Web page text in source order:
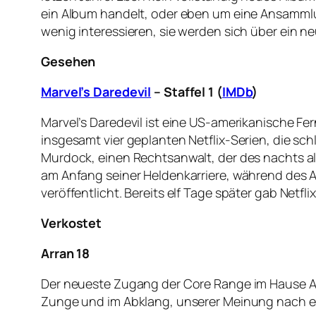
ein Album handelt, oder eben um eine
wenig interessieren, sie werden sich über ein
Gesehen
Marvel’s Daredevil – Staffel 1 (IMDb)
Marvel’s Daredevil ist eine US-amerikanische
insgesamt vier geplanten Netflix-Serien, die
Murdock, einen Rechtsanwalt, der des nachts
am Anfang seiner Heldenkarriere, während des
veröffentlicht. Bereits elf Tage später gab
Verkostet
Arran 18
Der neueste Zugang der Core Range im Hause
Zunge und im Abklang, unserer Meinung nach